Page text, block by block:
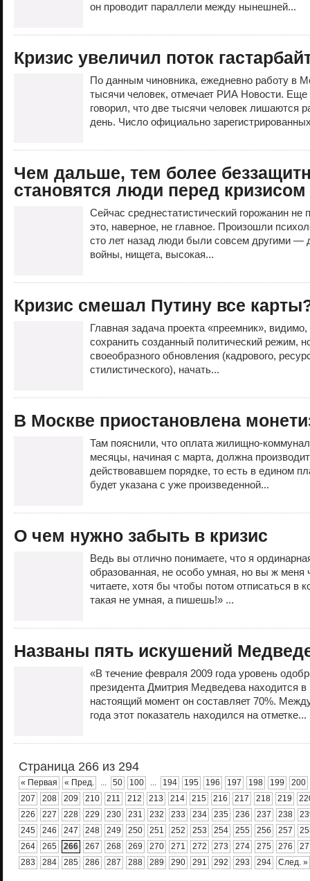
он проводит параллели между нынешней...
Кризис увеличил поток
По данным чиновника, ежедневно работу в
тысячи человек, отмечает РИА Новости.
говорил, что две тысячи человек лишаются
день. Число официально
Чем дальше, тем более
становятся люди перед кризисом
Сейчас среднестатистический горожанин не
это, наверное, не главное. Произошли
сто лет назад люди были совсем другими
войны, нищета, высокая...
Кризис смешал Путину все
Главная задача проекта «преемник»,
сохранить созданный политический режим,
своеобразного обновления (кадрового,
стилистического), начать...
В Москве приостановлена
Там пояснили, что оплата жилищно-
месяцы, начиная с марта, должна
действовавшем порядке, то есть в едином
будет указана с уже произведенной...
О чем нужно забыть в кризис
Ведь вы отлично понимаете, что я
образованная, не особо умная, но вы ж меня
читаете, хотя бы чтобы потом отписаться в
такая не умная, а пишешь!» ...
Названы пять искушений
«В течение февраля 2009 года уровень
президента Дмитрия Медведева находится в
настоящий момент он составляет 70%.
года этот показатель находился на отметке...
Страница 266 из 294
« Первая « Пред. ... 50 100 ... 194 195 196 197 198 199
200
207
208 209 210 211 212 213 214 215 216 217 218 219
226
227 228 229 230 231 232 233 234 235 236 237 238
245
246 247 248 249 250 251 252 253 254 255 256 257
264
265 266 267 268 269 270 271 272 273 274 275 276
283
284 285 286 287 288 289 290 291 292 293 294 След. »